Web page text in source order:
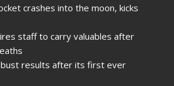
crashes into the moon, kicks
staff to carry valuables after
results after its first ever